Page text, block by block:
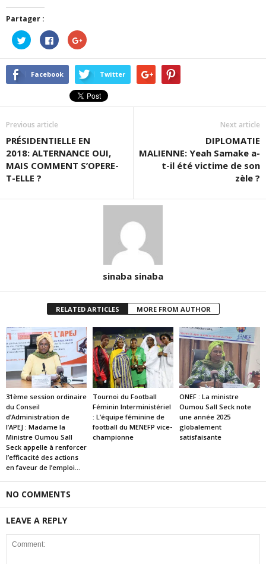
Partager :
Cliquez
pour
partager
sur
Twitter(ouvre
dans
Cliquez
pour
partager
sur
Facebook(ouvre
dans
nouvelle
fenêtre)
Cliquez
pour
sur
Google+
(ouvre
dans
une
nouvelle
fenêtre)
Facebook Twitter
Previous article
PRÉSIDENTIELLE EN
2018: ALTERNANCE OUI,
MAIS COMMENT S’OPERE-
T-ELLE ?
Next article
DIPLOMATIE
MALIENNE: Yeah Samake a-
t-il été victime de son
zèle ?
sinaba sinaba
RELATED ARTICLES MORE FROM AUTHOR
31ème session ordinaire
du Conseil
d’Administration de
l’APEJ : Madame la
Ministre Oumou Sall
Seck appelle à renforcer
l’efficacité des actions
en faveur de l’emploi...
Tournoi du Football
Féminin Interministériel
: L’équipe féminine de
football du MENEFP vice-
championne
ONEF : La ministre
Oumou Sall Seck note
une année 2025
globalement
satisfaisante
NO COMMENTS
LEAVE A REPLY